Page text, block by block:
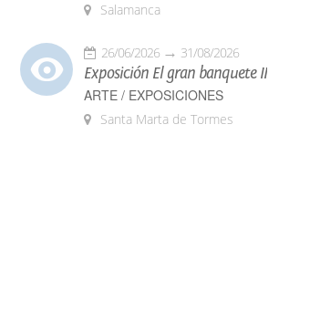
Salamanca
26/06/2026 31/08/2026
Exposición El gran banquete II
ARTE / EXPOSICIONES
Santa Marta de Tormes